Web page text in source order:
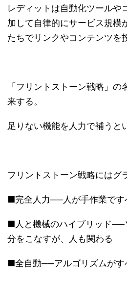
レディットは自動化ツールや
加して自律的にサービス規模
たちでリンクやコンテンツを
「フリントストーン戦略」
来する。
足りない機能を人力で補うと
フリントストーン戦略にはグ
■完全人力──人が手作業です
■人と機械のハイブリッド──
分をこなすが、人も関わる
■全自動──アルゴリズムがす